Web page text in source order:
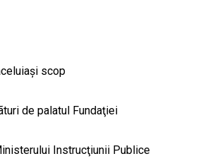
scop
de palatul Fundaţiei
Instrucţiunii Publice